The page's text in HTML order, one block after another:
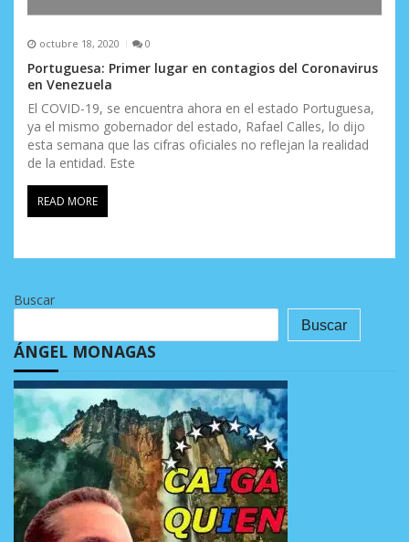
octubre 18, 2020 0
Portuguesa: Primer lugar en contagios del Coronavirus
en Venezuela
El COVID-19, se encuentra ahora en el estado Portuguesa,
ya el mismo gobernador del estado, Rafael Calles, lo dijo
esta semana que las cifras oficiales no reflejan la realidad
de la entidad. Este
READ MORE
Buscar
Buscar
ÁNGEL MONAGAS